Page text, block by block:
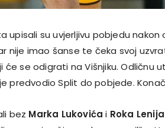
upisali su uvjerljivu pobjedu
nije imao šanse te čeka svoj
će se odigrati na Višnjiku. Odličnu
predvodio Split do pobjede.
bez Marka Lukovića i Roka